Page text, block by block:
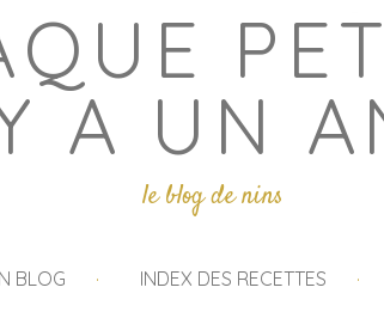
A UN
le blog de nins
BLOG INDEX DES RECETTES